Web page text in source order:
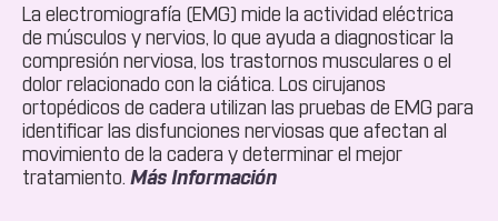
La electromiografía (EMG) mide la actividad eléctrica
de músculos y nervios, lo que ayuda a diagnosticar la
compresión nerviosa, los trastornos musculares o el
dolor relacionado con la ciática. Los cirujanos
ortopédicos de cadera utilizan las pruebas de EMG para
identificar las disfunciones nerviosas que afectan al
movimiento de la cadera y determinar el mejor
tratamiento. Más InformaciónAcerca